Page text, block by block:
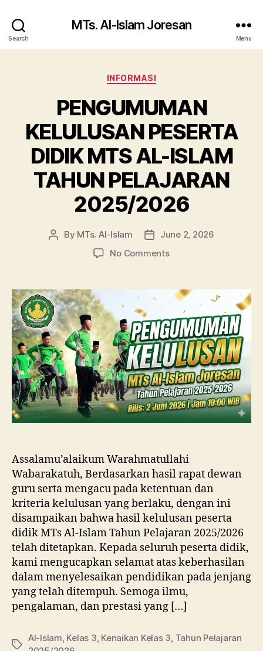
Search
MTs. Al-Islam Joresan
Menu
Categories
INFORMASI
PENGUMUMAN
KELULUSAN PESERTA
DIDIK MTS AL-ISLAM
TAHUN PELAJARAN
2025/2026
Post
By MTs. Al-Islam
PostJune 2, 2026
No Commentson
PESERTA
DIDIK
MTS
AL-
ISLAM
TAHUN
PELAJARAN
2025/2026
Assalamu’alaikum Warahmatullahi
Wabarakatuh, Berdasarkan hasil rapat dewan
guru serta mengacu pada ketentuan dan
kriteria kelulusan yang berlaku, dengan ini
disampaikan bahwa hasil kelulusan peserta
didik MTs Al-Islam Tahun Pelajaran 2025/2026
telah ditetapkan. Kepada seluruh peserta didik,
kami mengucapkan selamat atas keberhasilan
dalam menyelesaikan pendidikan pada jenjang
yang telah ditempuh. Semoga ilmu,
pengalaman, dan prestasi yang […]
Tags
Al-Islam, Kelas 3, Kenaikan Kelas 3, Tahun Pelajaran